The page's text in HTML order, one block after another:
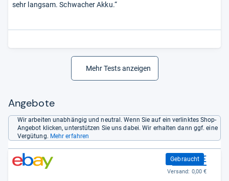
sehr langsam. Schwacher Akku.“
Mehr Tests anzeigen
Angebote
Wir arbeiten unabhängig und neutral. Wenn Sie auf ein verlinktes Shop-
Angebot klicken, unterstützen Sie uns dabei. Wir erhalten dann ggf. eine
Vergütung. Mehr erfahren
Gebraucht
116,52 €
Versand: 0,00 €